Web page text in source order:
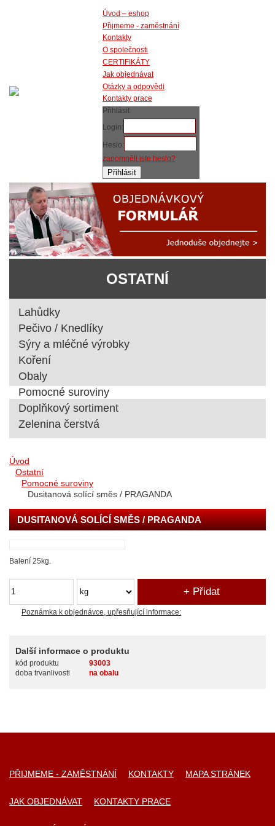
Úvod – eshop
Přijmeme - zaměstnání
Kontakty
O společnosti
CERTIFIKÁTY
Jak objednávat
Otázky a odpovědi
Kontakty prace
Přihlásit
Login:
Heslo:
zapomněli jste heslo?
Úvod
Ostatní
Pomocné suroviny
Dusitanová solící směs / PRAGANDA
DUSITANOVÁ SOLÍCÍ SMĚS / PRAGANDA
Balení 25kg.
Poznámka k objednávce, upřesňující informace:
Další informace o produktu
kód produktu
93003
doba trvanlivosti
na obalu
OSTATNÍ
Lahůdky
Pečivo / Knedlíky
Sýry a mléčné výrobky
Koření
Obaly
Pomocné suroviny
Doplňkový sortiment
Zelenina čerstvá
PŘIJMEME - ZAMĚSTNÁNÍ KONTAKTY MAPA STRÁNEK
JAK OBJEDNÁVAT KONTAKTY PRACE